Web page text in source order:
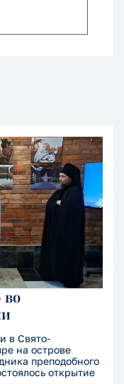
во
в Свято-
на острове
преподобного
открытие